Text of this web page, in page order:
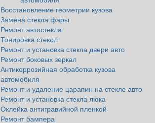
Восстановление геометрии кузова
Замена стекла фары
Ремонт автостекла
Тонировка стекол
Ремонт и установка стекла двери авто
Ремонт боковых зеркал
Антикоррозийная обработка кузова
автомобиля
Ремонт и удаление царапин на стекле авто
Ремонт и установка стекла люка
Оклейка антигравийной пленкой
Ремонт бампера